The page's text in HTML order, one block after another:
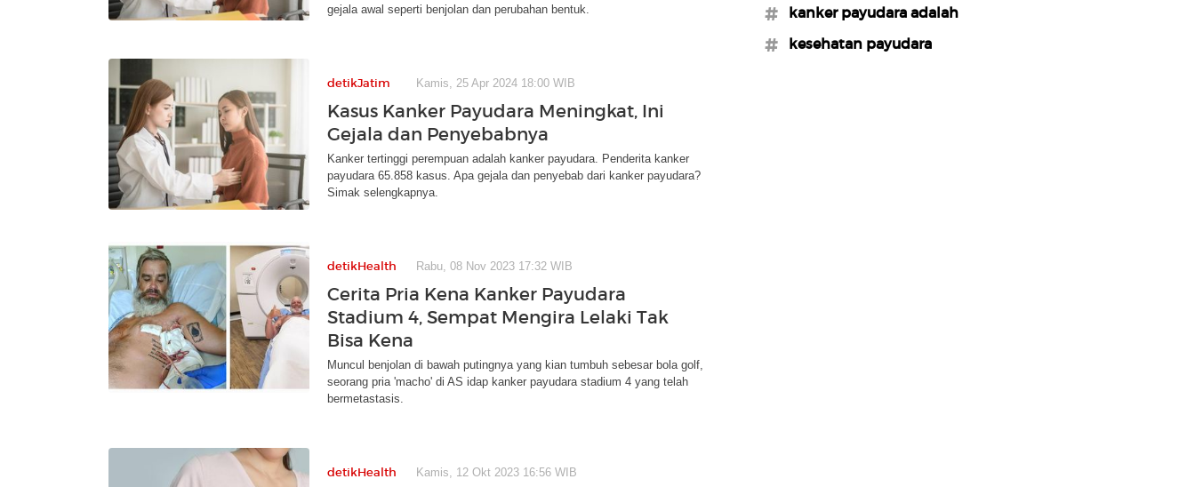
gejala awal seperti benjolan dan perubahan bentuk.
detikJatim Kamis, 25 Apr 2024 18:00 WIB
Kasus Kanker Payudara Meningkat, Ini
Gejala dan Penyebabnya
Kanker tertinggi perempuan adalah kanker payudara. Penderita kanker
payudara 65.858 kasus. Apa gejala dan penyebab dari kanker payudara?
Simak selengkapnya.
detikHealth Rabu, 08 Nov 2023 17:32 WIB
Cerita Pria Kena Kanker Payudara
Stadium 4, Sempat Mengira Lelaki Tak
Bisa Kena
Muncul benjolan di bawah putingnya yang kian tumbuh sebesar bola golf,
seorang pria 'macho' di AS idap kanker payudara stadium 4 yang telah
bermetastasis.
detikHealth Kamis, 12 Okt 2023 16:56 WIB
#kanker payudara adalah
#kesehatan payudara